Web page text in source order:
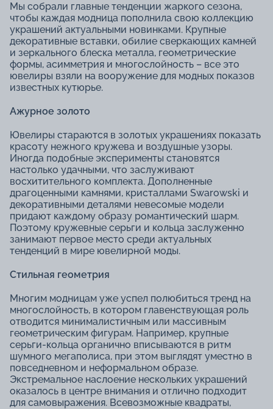
Мы собрали главные тенденции жаркого сезона,
чтобы каждая модница пополнила свою коллекцию
украшений актуальными новинками. Крупные
декоративные вставки, обилие сверкающих камней
и зеркального блеска металла, геометрические
формы, асимметрия и многослойность – все это
ювелиры взяли на вооружение для модных показов
известных кутюрье.
Ажурное золото
Ювелиры стараются в золотых украшениях показать
красоту нежного кружева и воздушные узоры.
Иногда подобные эксперименты становятся
настолько удачными, что заслуживают
восхитительного комплекта. Дополненные
драгоценными камнями, кристаллами Swarowski и
декоративными деталями невесомые модели
придают каждому образу романтический шарм.
Поэтому кружевные серьги и кольца заслуженно
занимают первое место среди актуальных
тенденций в мире ювелирной моды.
Стильная геометрия
Многим модницам уже успел полюбиться тренд на
многослойность, в котором главенствующая роль
отводится минималистичным или массивным
геометрическим фигурам. Например, крупные
серьги-кольца органично вписываются в ритм
шумного мегаполиса, при этом выглядят уместно в
повседневном и неформальном образе.
Экстремальное наслоение нескольких украшений
оказалось в центре внимания и отлично подходит
для самовыражения. Всевозможные квадраты,